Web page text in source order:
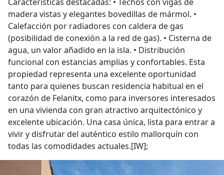
madera vistas y elegantes bovedillas de mármol. •
Calefacción por radiadores con caldera de gas
(posibilidad de conexión a la red de gas). • Cisterna de
agua, un valor añadido en la isla. • Distribución
funcional con estancias amplias y confortables. Esta
propiedad representa una excelente oportunidad
tanto para quienes buscan residencia habitual en el
corazón de Felanitx, como para inversores interesados
en una vivienda con gran atractivo arquitectónico y
excelente ubicación. Una casa única, lista para entrar a
vivir y disfrutar del auténtico estilo mallorquín con
todas las comodidades actuales.[IW];